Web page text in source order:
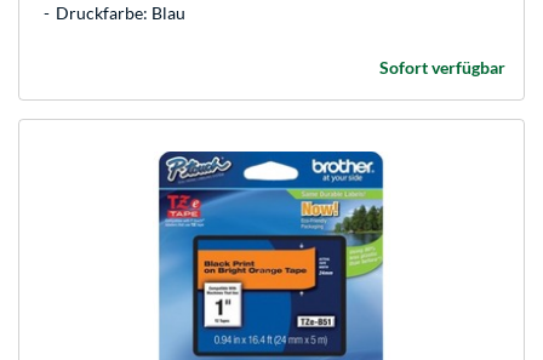
Druckfarbe: Blau
Sofort verfügbar